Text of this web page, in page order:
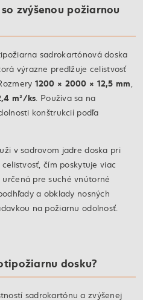
zvýšenou požiarnou
sadrokartónová doska
výrazne predlžuje celistvosť
1200 × 2000 × 12,5 mm,
m²/ks. Používa sa na
konštrukcií podľa
v sadrovom jadre doska pri
čím poskytuje viac
pre suché vnútorné
a obklady nosných
na požiarnu odolnosť.
dosku?
sadrokartónu a zvýšenej